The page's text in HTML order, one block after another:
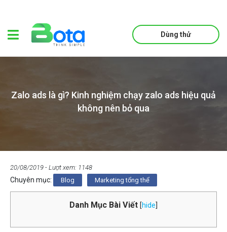
Dùng thử
Zalo ads là gì? Kinh nghiệm chạy zalo ads hiệu quả
không nên bỏ qua
20/08/2019 - Lượt xem: 1148
Chuyên mục: Blog Marketing tổng thể
Danh Mục Bài Viết [hide